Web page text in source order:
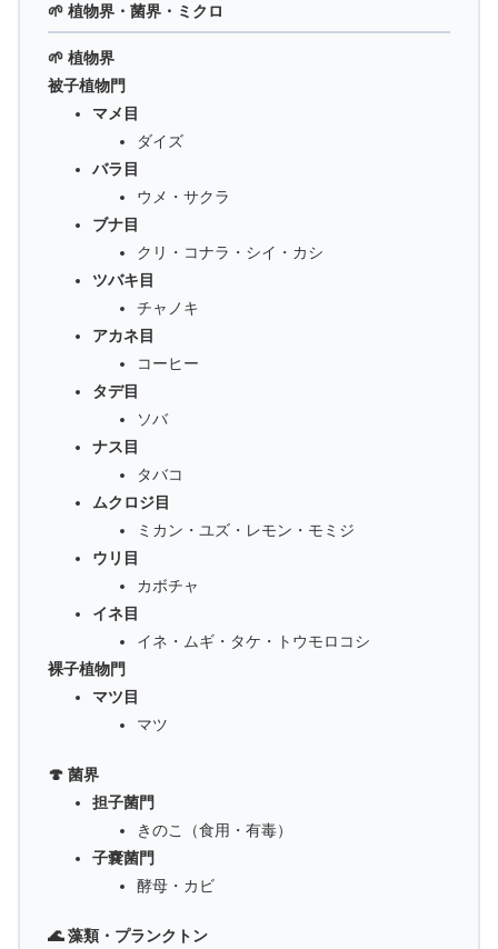
🌱 植物界・菌界・ミクロ
🌱 植物界
被子植物門
マメ目
ダイズ
バラ目
ウメ・サクラ
ブナ目
クリ・コナラ・シイ・カシ
ツバキ目
チャノキ
アカネ目
コーヒー
タデ目
ソバ
ナス目
タバコ
ムクロジ目
ミカン・ユズ・レモン・モミジ
ウリ目
カボチャ
イネ目
イネ・ムギ・タケ・トウモロコシ
裸子植物門
マツ目
マツ
🍄 菌界
担子菌門
きのこ（食用・有毒）
子嚢菌門
酵母・カビ
🌊 藻類・プランクトン